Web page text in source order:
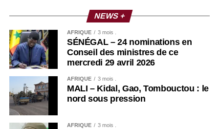
NEWS +
AFRIQUE 3 mois .
SÉNÉGAL – 24 nominations en
Conseil des ministres de ce
mercredi 29 avril 2026
AFRIQUE 3 mois .
MALI – Kidal, Gao, Tombouctou : le
nord sous pression
AFRIQUE 3 mois .